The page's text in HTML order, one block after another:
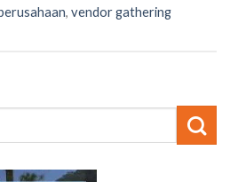
, vendor gathering